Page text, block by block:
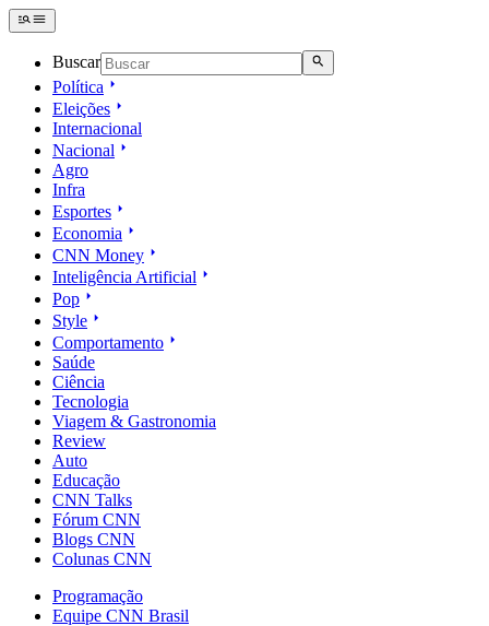
Buscar
Política
Eleições
Internacional
Nacional
Agro
Infra
Esportes
Economia
CNN Money
Inteligência Artificial
Pop
Style
Comportamento
Saúde
Ciência
Tecnologia
Viagem & Gastronomia
Review
Auto
Educação
CNN Talks
Fórum CNN
Blogs CNN
Colunas CNN
Programação
Equipe CNN Brasil